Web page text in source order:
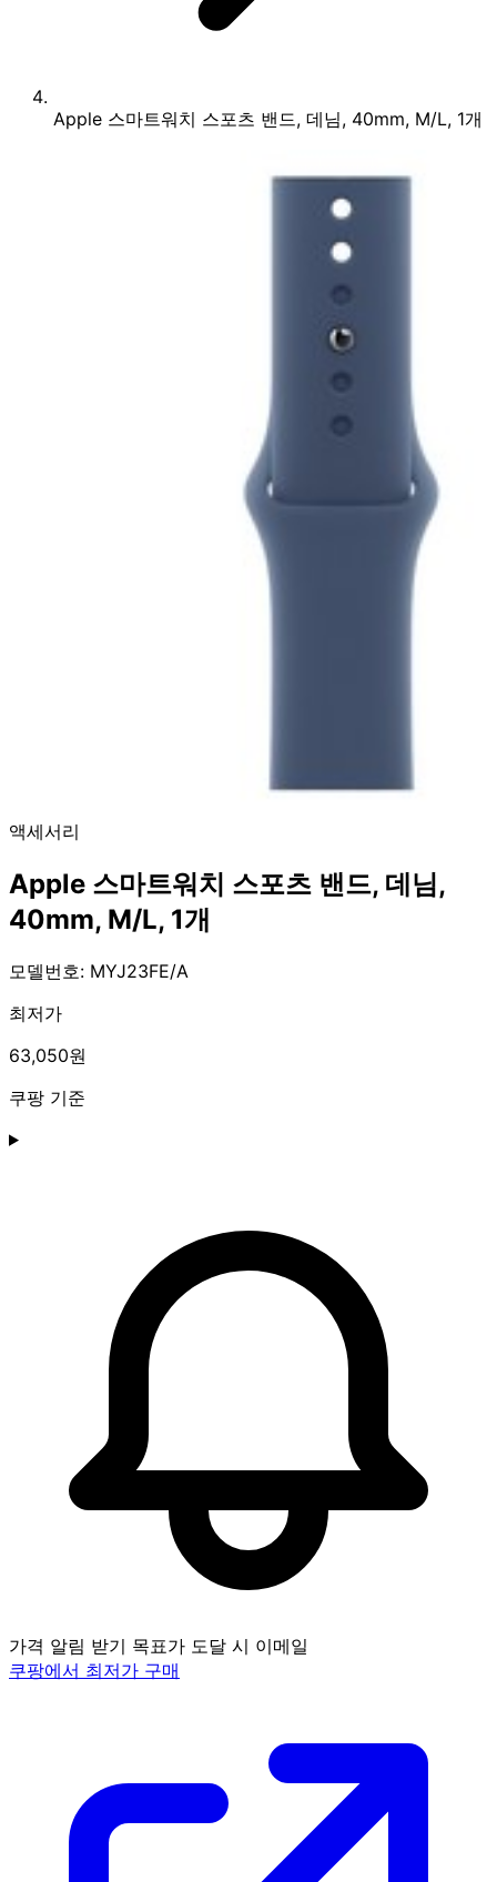
Apple 스마트워치 스포츠 밴드, 데님, 40mm, M/L, 1개
액세서리
Apple 스마트워치 스포츠 밴드, 데님,
40mm, M/L, 1개
모델번호: MYJ23FE/A
최저가
63,050원
쿠팡 기준
가격 알림 받기 목표가 도달 시 이메일
쿠팡에서 최저가 구매